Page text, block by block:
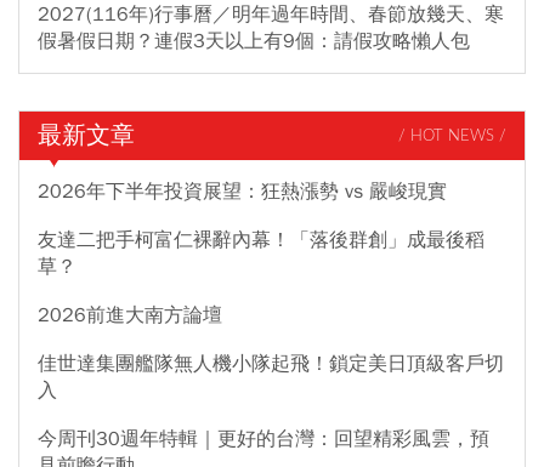
2027(116年)行事曆／明年過年時間、春節放幾天、寒
假暑假日期？連假3天以上有9個：請假攻略懶人包
最新文章 / HOT NEWS /
2026年下半年投資展望：狂熱漲勢 vs 嚴峻現實
友達二把手柯富仁裸辭內幕！「落後群創」成最後稻
草？
2026前進大南方論壇
佳世達集團艦隊無人機小隊起飛！鎖定美日頂級客戶切
入
今周刊30週年特輯｜更好的台灣：回望精彩風雲，預